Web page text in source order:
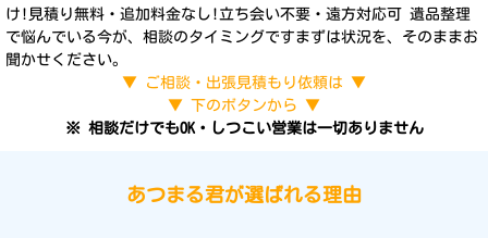
け!見積り無料・追加料金なし!立ち会い不要・遠方対応可 遺品整理
で悩んでいる今が、相談のタイミングですまずは状況を、そのままお
聞かせください。
▼ ご相談・出張見積もり依頼は ▼
▼ 下のボタンから ▼
※ 相談だけでもOK・しつこい営業は一切ありません
あつまる君が選ばれる理由